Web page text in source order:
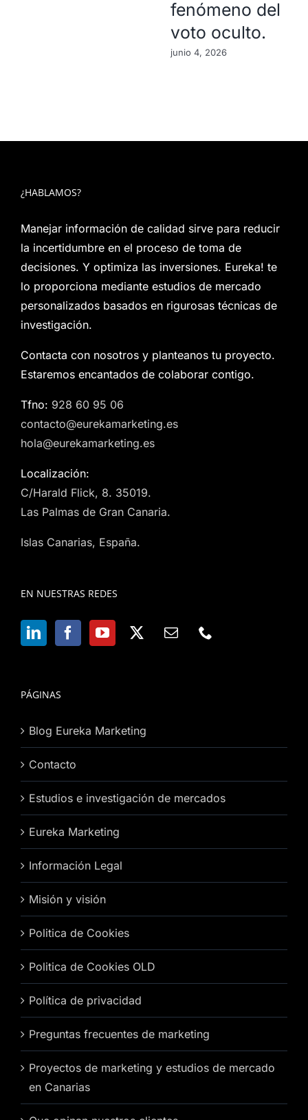
fenómeno del
voto oculto.
junio 4, 2026
¿HABLAMOS?
Manejar información de calidad sirve para reducir
la incertidumbre en el proceso de toma de
decisiones. Y optimiza las inversiones. Eureka! te
lo proporciona mediante estudios de mercado
personalizados basados en rigurosas técnicas de
investigación.
Contacta con nosotros y planteanos tu proyecto.
Estaremos encantados de colaborar contigo.
Tfno: 928 60 95 06
contacto@eurekamarketing.es
hola@eurekamarketing.es
Localización:
C/Harald Flick, 8. 35019.
Las Palmas de Gran Canaria.
Islas Canarias, España.
EN NUESTRAS REDES
PÁGINAS
Blog Eureka Marketing
Contacto
Estudios e investigación de mercados
Eureka Marketing
Información Legal
Misión y visión
Politica de Cookies
Politica de Cookies OLD
Política de privacidad
Preguntas frecuentes de marketing
Proyectos de marketing y estudios de mercado
en Canarias